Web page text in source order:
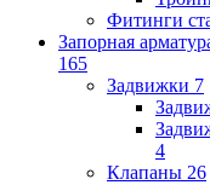
Фитинги
Запорная
165
Задвижки 7
4
Клапаны 26